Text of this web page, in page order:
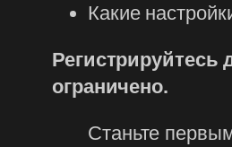
Какие
Регистрируйтесь
ограничено.
Станьте